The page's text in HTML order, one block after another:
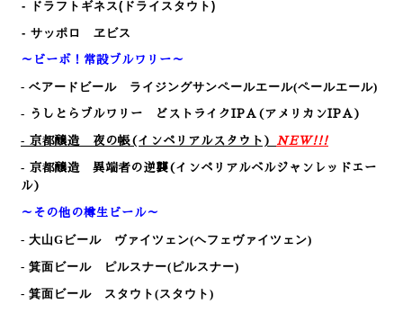
- ドラフトギネス(ドライスタウト)
- サッポロ ヱビス
～ビーボ！常設ブルワリー～
- ベアードビール ライジングサンペールエール(ペールエール)
- うしとらブルワリー どストライクIPA(アメリカンIPA)
- 京都醸造 夜の帳(インペリアルスタウト) NEW!!!
- 京都醸造 異端者の逆襲(インペリアルベルジャンレッドエー
ル)
～その他の樽生ビール～
- 大山Gビール ヴァイツェン(ヘフェヴァイツェン)
- 箕面ビール ピルスナー(ピルスナー)
- 箕面ビール スタウト (スタウト)